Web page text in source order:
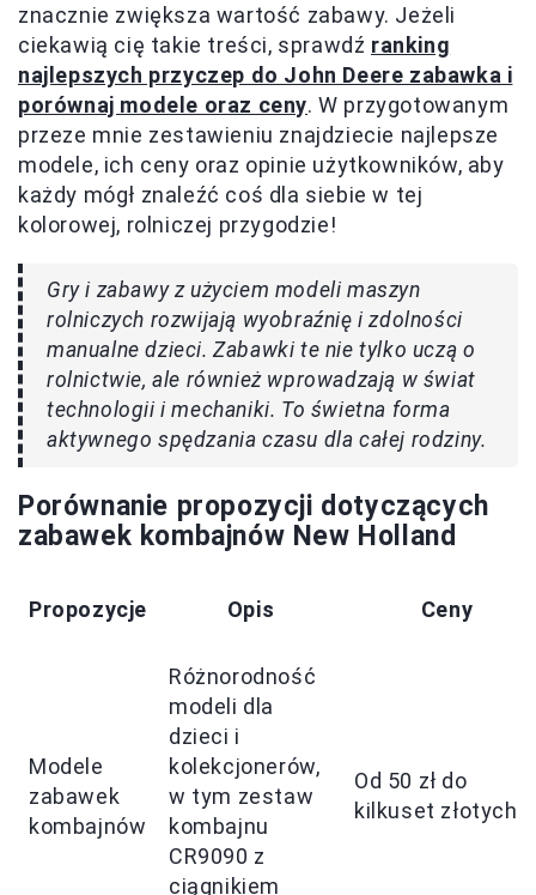
znacznie zwiększa wartość zabawy. Jeżeli
ciekawią cię takie treści, sprawdź ranking
najlepszych przyczep do John Deere zabawka i
porównaj modele oraz ceny. W przygotowanym
przeze mnie zestawieniu znajdziecie najlepsze
modele, ich ceny oraz opinie użytkowników, aby
każdy mógł znaleźć coś dla siebie w tej
kolorowej, rolniczej przygodzie!
Gry i zabawy z użyciem modeli maszyn
rolniczych rozwijają wyobraźnię i zdolności
manualne dzieci. Zabawki te nie tylko uczą o
rolnictwie, ale również wprowadzają w świat
technologii i mechaniki. To świetna forma
aktywnego spędzania czasu dla całej rodziny.
Porównanie propozycji dotyczących
zabawek kombajnów New Holland
Propozycje Opis Ceny
Modele
zabawek
kombajnów
Różnorodność
modeli dla
dzieci i
kolekcjonerów,
w tym zestaw
kombajnu
CR9090 z
ciągnikiem
Od 50 zł do
kilkuset złotych.